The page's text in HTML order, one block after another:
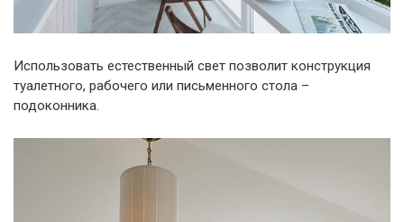
Использовать естественный свет позволит конструкция
туалетного, рабочего или письменного стола –
подоконника.